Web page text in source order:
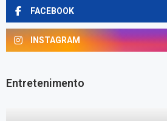
FACEBOOK
INSTAGRAM
Entretenimento